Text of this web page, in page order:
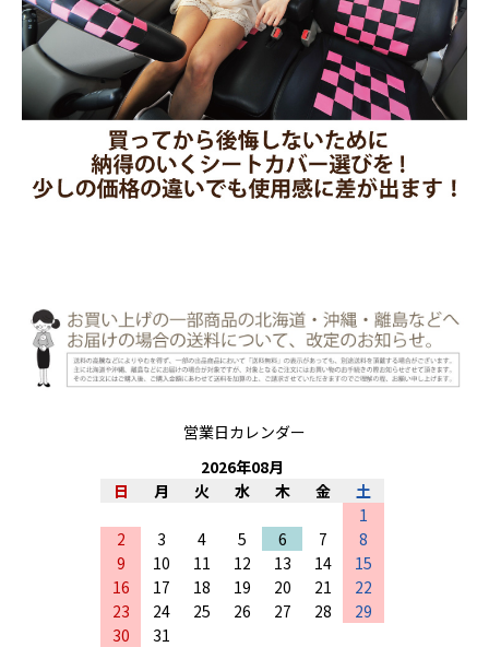
営業日カレンダー
2026年08月
日
月 火 水 木 金
土
1
2
3 4 5 6 7
8
9
10 11 12 13 14
15
16
17 18 19 20 21
22
23
24 25 26 27 28
29
30
31